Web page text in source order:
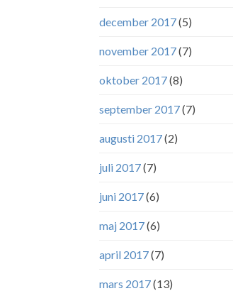
december 2017(5)
november 2017(7)
oktober 2017(8)
september 2017(7)
augusti 2017(2)
juli 2017(7)
juni 2017(6)
maj 2017(6)
april 2017(7)
mars 2017(13)